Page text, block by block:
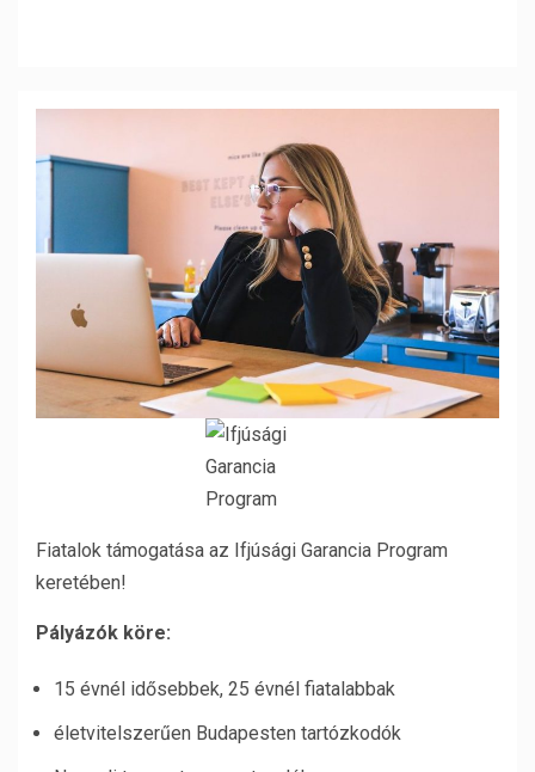
Fiatalok támogatása az Ifjúsági Garancia Program
keretében!
Pályázók köre:
15 évnél idősebbek, 25 évnél fiatalabbak
életvitelszerűen Budapesten tartózkodók